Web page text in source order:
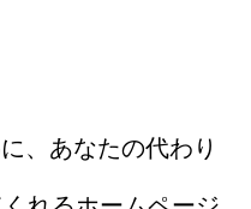
、あなたの代わり